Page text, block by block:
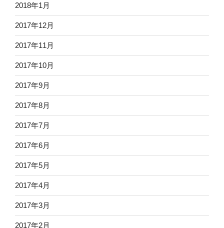
2018年1月
2017年12月
2017年11月
2017年10月
2017年9月
2017年8月
2017年7月
2017年6月
2017年5月
2017年4月
2017年3月
2017年2月